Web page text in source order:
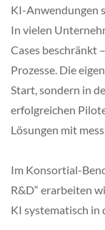
KI-Anwendungen
In vielen
Cases beschränkt
Prozesse. Die
Start, sondern in
erfolgreichen
Lösungen mit
Im Konsortial-
R&D“ erarbeiten
KI systematisch in